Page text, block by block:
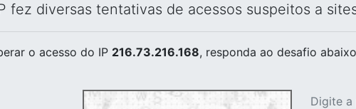
fez diversas tentativas de acessos suspeitos a
o acesso do IP 216.73.216.168, responda ao desafio
Digite a